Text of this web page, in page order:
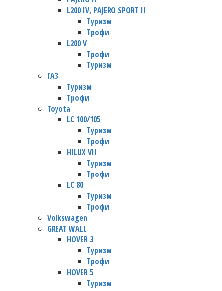
L200 IV, PAJERO SPORT II
Туризм
Трофи
L200 V
Трофи
Туризм
ГАЗ
Туризм
Трофи
Toyota
LC 100/105
Туризм
Трофи
HILUX VII
Туризм
Трофи
LC 80
Туризм
Трофи
Volkswagen
GREAT WALL
HOVER 3
Туризм
Трофи
HOVER 5
Туризм